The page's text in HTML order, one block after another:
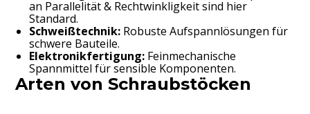
an Parallelität & Rechtwinkligkeit sind hier
Standard.
Schweißtechnik:Robuste Aufspannlösungen für
schwere Bauteile.
Elektronikfertigung:Feinmechanische
Spannmittel für sensible Komponenten.
Arten von Schraubstöcken